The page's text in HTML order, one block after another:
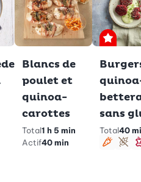
Blancs de
poulet et
quinoa-
carottes
Total1 h 5 min
Actif40 min
sans
Total40